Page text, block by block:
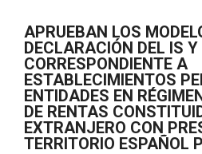
APRUEBAN LOS
DECLARACIÓN DEL IS Y
CORRESPONDIENTE A
ESTABLECIMIENTOS
ENTIDADES EN
DE RENTAS
EXTRANJERO CON
TERRITORIO ESPAÑOL